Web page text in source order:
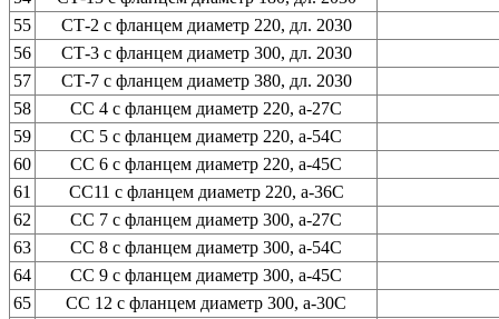
55
СТ-2 с фланцем диаметр 220, дл. 2030
56
СТ-3 с фланцем диаметр 300, дл. 2030
57
СТ-7 с фланцем диаметр 380, дл. 2030
58
СС 4 с фланцем диаметр 220, а-27С
59
СС 5 с фланцем диаметр 220, а-54С
60
СС 6 с фланцем диаметр 220, а-45С
61
СС11 с фланцем диаметр 220, а-36С
62
СС 7 с фланцем диаметр 300, а-27С
63
СС 8 с фланцем диаметр 300, а-54С
64
СС 9 с фланцем диаметр 300, а-45С
65
СС 12 с фланцем диаметр 300, а-30С